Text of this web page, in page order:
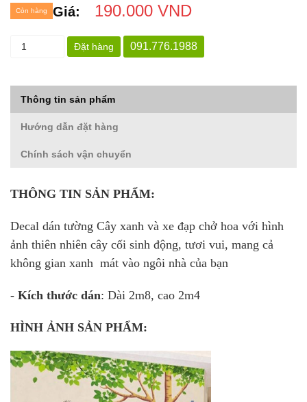
Giá: 190.000 VND
Còn hàng
Đặt hàng 091.776.1988
Thông tin sản phẩm
Hướng dẫn đặt hàng
Chính sách vận chuyển
THÔNG TIN SẢN PHẨM:
Decal dán tường Cây xanh và xe đạp chở hoa với hình
ảnh thiên nhiên cây cối sinh động, tươi vui, mang cả
không gian xanh mát vào ngôi nhà của bạn
- Kích thước dán: Dài 2m8, cao 2m4
HÌNH ẢNH SẢN PHẨM: